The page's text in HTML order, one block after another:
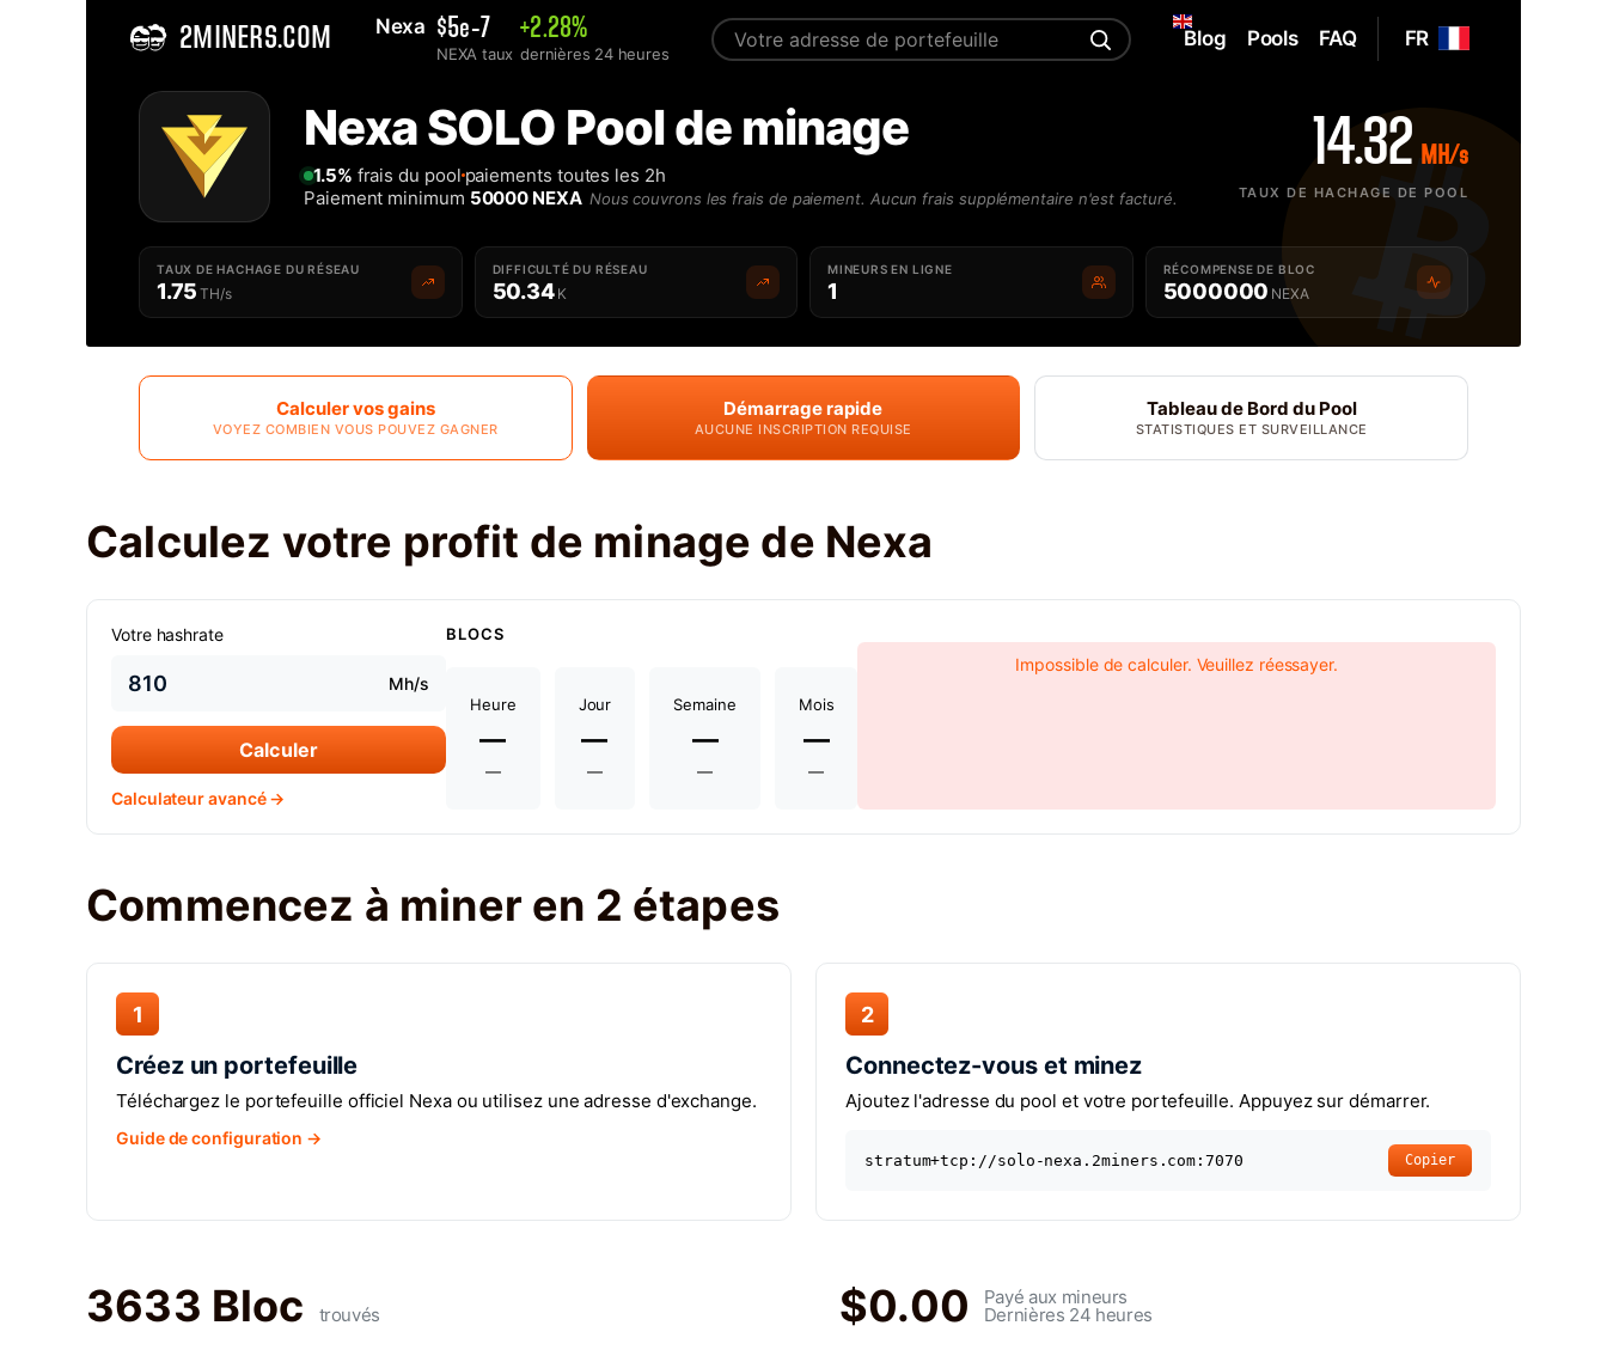
2MINERS.COM Nexa $5e-7
NEXA taux
+2.28%
dernières 24 heures
FR
Blog Pools FAQ
Minage SOLO de Pool Nexa - 2MinersNexa SOLO Pool de minage
1.5% frais du poolpaiements toutes les 2h
Paiement minimum 50000 NEXA Nous couvrons les frais de paiement. Aucun frais supplémentaire n'est facturé.
14.32 MH/s
TAUX DE HACHAGE DE POOL
TAUX DE HACHAGE DU RÉSEAU
1.75 TH/s
DIFFICULTÉ DU RÉSEAU
50.34 K
MINEURS EN LIGNE
1
RÉCOMPENSE DE BLOC
5000000 NEXA
Calculer vos gains
VOYEZ COMBIEN VOUS POUVEZ GAGNER
Démarrage rapide
AUCUNE INSCRIPTION REQUISE
Tableau de Bord du Pool
STATISTIQUES ET SURVEILLANCE
Calculez votre profit de minage de Nexa
Votre hashrate
Mh/s
Calculer
Calculateur avancé →
BLOCS
Heure
—
—
Jour
—
—
Semaine
—
—
Mois
—
—
Impossible de calculer. Veuillez réessayer.
Commencez à miner en 2 étapes
1
Créez un portefeuille
Téléchargez le portefeuille officiel Nexa ou utilisez une adresse d'exchange.
Guide de configuration →
2
Connectez-vous et minez
Ajoutez l'adresse du pool et votre portefeuille. Appuyez sur démarrer.
stratum+tcp://solo-nexa.2miners.com:7070 Copier
3633 Bloc trouvés $0.00 Payé aux mineurs
Dernières 24 heures